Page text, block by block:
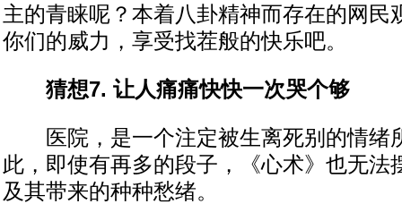
主的青睐呢？本着八卦精神而存在的网民
你们的威力，享受找茬般的快乐吧。
猜想7. 让人痛痛快快一次哭个够
医院，是一个注定被生离死别的情绪
此，即使有再多的段子，《心术》也无法
及其带来的种种愁绪。